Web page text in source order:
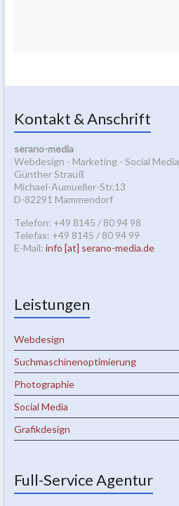
Kontakt & Anschrift
serano-media
Webdesign - Marketing - Social Media
Günther Strauß
Michael-Aumueller-Str.13
D-82291 Mammendorf
Telefon: +49 8145 / 80 94 98
Telefax: +49 8145 / 80 94 99
E-Mail: info [at] serano-media.de
Leistungen
Webdesign
Suchmaschinenoptimierung
Photographie
Social Media
Grafikdesign
Full-Service Agentur